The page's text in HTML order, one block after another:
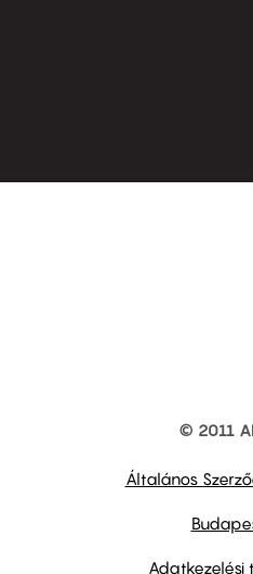
© 2011
Általános
Adatkezelési